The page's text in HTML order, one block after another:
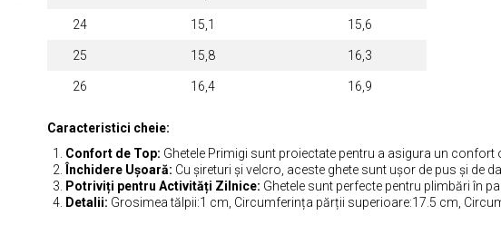
24 15,1 15,6
25 15,8 16,3
26 16,4 16,9
Caracteristici cheie:
Confort de Top: Ghetele Primigi sunt proiectate pentru a asigura un
Închidere Ușoară: Cu șireturi și velcro, aceste ghete sunt ușor de pus și de
Potriviți pentru Activități Zilnice: Ghetele sunt perfecte pentru plimbări în
Detalii: Grosimea tălpii:1 cm, Circumferința părții superioare:17.5 cm,